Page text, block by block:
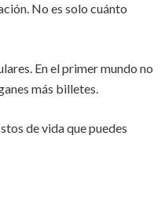
No es solo cuánto
En el primer mundo no
más billetes.
de vida que puedes